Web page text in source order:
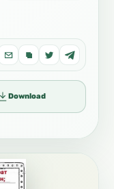
Download